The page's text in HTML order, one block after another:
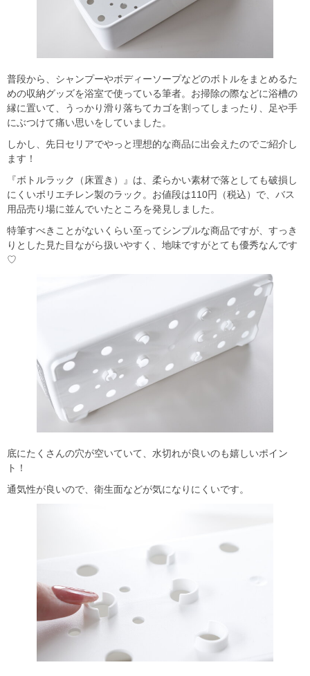
普段から、シャンプーやボディーソープなどのボトルをまとめるた
めの収納グッズを浴室で使っている筆者。お掃除の際などに浴槽の
縁に置いて、うっかり滑り落ちてカゴを割ってしまったり、足や手
にぶつけて痛い思いをしていました。
しかし、先日セリアでやっと理想的な商品に出会えたのでご紹介し
ます！
『ボトルラック（床置き）』は、柔らかい素材で落としても破損し
にくいポリエチレン製のラック。お値段は110円（税込）で、バス
用品売り場に並んでいたところを発見しました。
特筆すべきことがないくらい至ってシンプルな商品ですが、すっき
りとした見た目ながら扱いやすく、地味ですがとても優秀なんです
♡
底にたくさんの穴が空いていて、水切れが良いのも嬉しいポイン
ト！
通気性が良いので、衛生面などが気になりにくいです。